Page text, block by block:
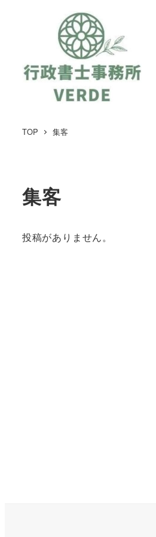
TOP 集客
集客
投稿がありません。